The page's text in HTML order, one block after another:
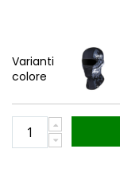
Varianti
colore